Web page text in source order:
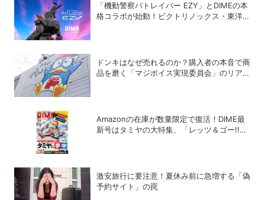
「機動警察パトレイバー EZY」とDIMEの本
格コラボが始動！ビクトリノックス・東洋ス
ドンキはなぜ売れるのか？購入者の本音で商
品を磨く「マジボイス実現委員会」のリアル
Amazonの在庫が数量限定で復活！DIME最
新号はタミヤの大特集、「レッツ＆ゴー!!」
激安旅行に要注意！夏休み前に急増する「偽
予約サイト」の罠